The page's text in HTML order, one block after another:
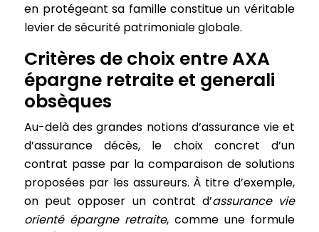
en protégeant sa famille constitue un véritable
levier de sécurité patrimoniale globale.
Critères de choix entre AXA
épargne retraite et generali
obsèques
Au-delà des grandes notions d’assurance vie et
d’assurance décès, le choix concret d’un
contrat passe par la comparaison de solutions
proposées par les assureurs. À titre d’exemple,
on peut opposer un contrat d’assurance vie
orienté épargne retraite, comme une formule